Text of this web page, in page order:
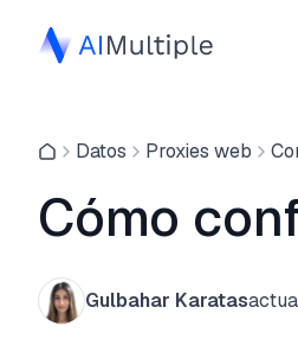
Datos Proxies web
Cómo
Gulbahar Karatas